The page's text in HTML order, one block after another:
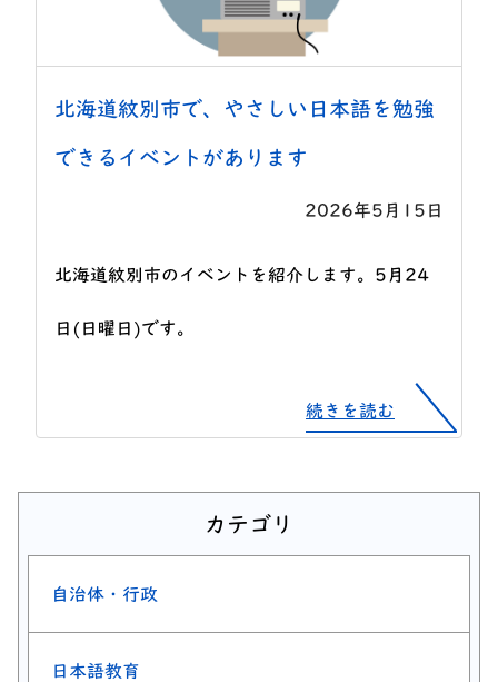
北海道紋別市で、やさしい日本語を勉強
できるイベントがあります
2026年5月15日
北海道紋別市のイベントを紹介します。5月24
日(日曜日)です。
続きを読む
カテゴリ
自治体・行政
日本語教育